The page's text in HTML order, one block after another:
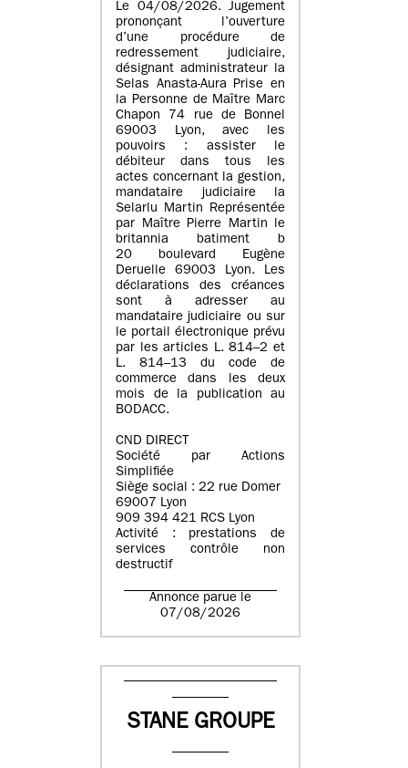
Le 04/08/2026. Jugement
prononçant l’ouverture
d’une procédure de
redressement judiciaire,
désignant administrateur la
Selas Anasta-Aura Prise en
la Personne de Maître Marc
Chapon 74 rue de Bonnel
69003 Lyon, avec les
pouvoirs : assister le
débiteur dans tous les
actes concernant la gestion,
mandataire judiciaire la
Selarlu Martin Représentée
par Maître Pierre Martin le
britannia batiment b
20 boulevard Eugène
Deruelle 69003 Lyon. Les
déclarations des créances
sont à adresser au
mandataire judiciaire ou sur
le portail électronique prévu
par les articles L. 814–2 et
L. 814–13 du code de
commerce dans les deux
mois de la publication au
BODACC.
CND DIRECT
Société par Actions
Simplifiée
Siège social : 22 rue Domer
69007 Lyon
909 394 421 RCS Lyon
Activité : prestations de
services contrôle non
destructif
Annonce parue le
07/08/2026
STANE GROUPE